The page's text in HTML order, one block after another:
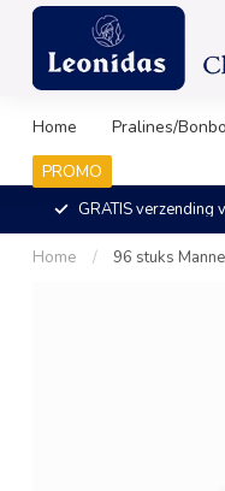
Home Pralines/
PROMO
GRATIS verzending
Home / 96 stuks